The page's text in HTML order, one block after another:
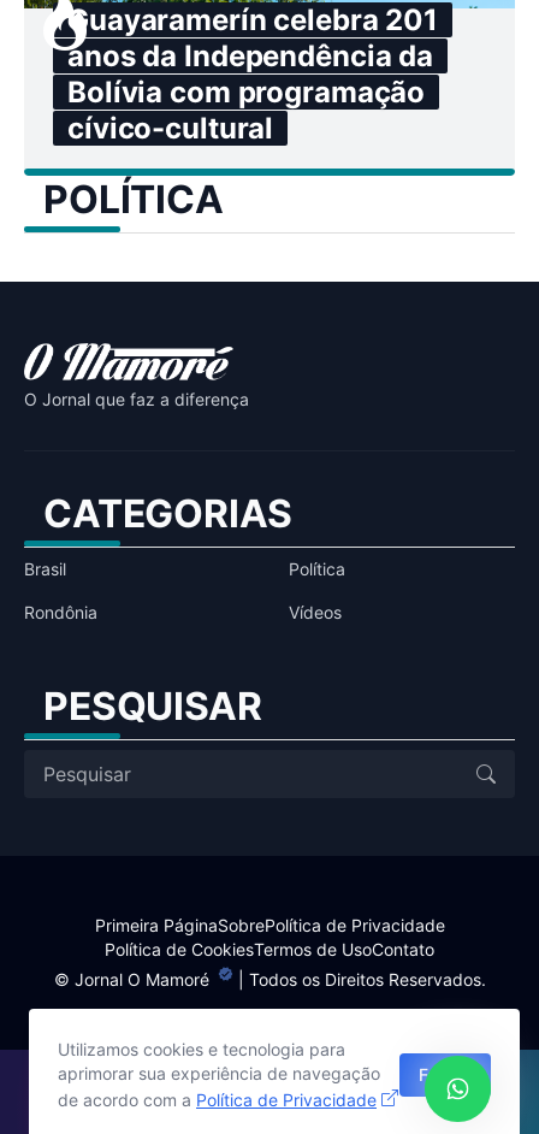
Guayaramerín celebra 201
anos da Independência da
Bolívia com programação
cívico-cultural
POLÍTICA
O Jornal que faz a diferença
CATEGORIAS
Brasil Política
Rondônia Vídeos
PESQUISAR
© Jornal O Mamoré | Todos os Direitos Reservados.
Primeira PáginaSobrePolítica de Privacidade
Política de CookiesTermos de UsoContato
Utilizamos cookies e tecnologia para
aprimorar sua experiência de navegação
de acordo com a Política de Privacidade
Fechar
Site desenvolvido por:
Harlley Rebouças